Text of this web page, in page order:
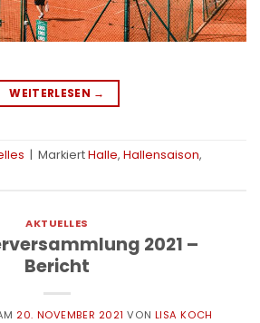
WEITERLESEN →
| MarkiertHalle, Hallensaison,
AKTUELLES
2021 –
Bericht
20. NOVEMBER 2021 VON LISA KOCH